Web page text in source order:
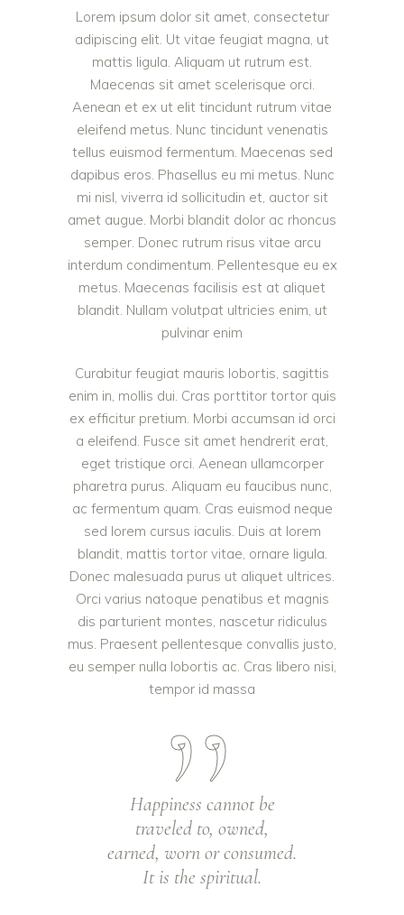
Lorem ipsum dolor sit amet, consectetur
adipiscing elit. Ut vitae feugiat magna, ut
mattis ligula. Aliquam ut rutrum est.
Maecenas sit amet scelerisque orci.
Aenean et ex ut elit tincidunt rutrum vitae
eleifend metus. Nunc tincidunt venenatis
tellus euismod fermentum. Maecenas sed
dapibus eros. Phasellus eu mi metus. Nunc
mi nisl, viverra id sollicitudin et, auctor sit
amet augue. Morbi blandit dolor ac rhoncus
semper. Donec rutrum risus vitae arcu
interdum condimentum. Pellentesque eu ex
metus. Maecenas facilisis est at aliquet
blandit. Nullam volutpat ultricies enim, ut
pulvinar enim
Curabitur feugiat mauris lobortis, sagittis
enim in, mollis dui. Cras porttitor tortor quis
ex efficitur pretium. Morbi accumsan id orci
a eleifend. Fusce sit amet hendrerit erat,
eget tristique orci. Aenean ullamcorper
pharetra purus. Aliquam eu faucibus nunc,
ac fermentum quam. Cras euismod neque
sed lorem cursus iaculis. Duis at lorem
blandit, mattis tortor vitae, ornare ligula.
Donec malesuada purus ut aliquet ultrices.
Orci varius natoque penatibus et magnis
dis parturient montes, nascetur ridiculus
mus. Praesent pellentesque convallis justo,
eu semper nulla lobortis ac. Cras libero nisi,
tempor id massa
Happiness cannot be
traveled to, owned,
earned, worn or consumed.
It is the spiritual.